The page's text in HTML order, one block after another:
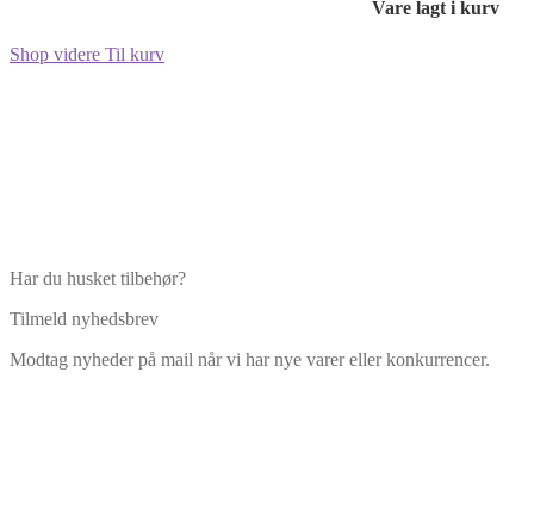
Vare lagt i kurv
Shop videre Til kurv
Har du husket tilbehør?
Tilmeld nyhedsbrev
Modtag nyheder på mail når vi har nye varer eller konkurrencer.